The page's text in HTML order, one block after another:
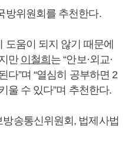
방위원회를 추천한다.
움이 되지 않기 때문에
만 이철희 는 “안보·외교·
다”며 “열심히 공부하면 2
울 수 있다”며 추천한다.
송통신위원회, 법제사법